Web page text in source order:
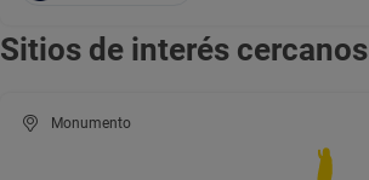
Sitios de interés cercanos
Monumento